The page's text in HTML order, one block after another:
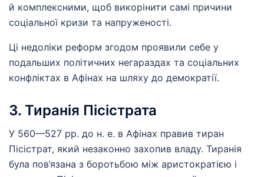
й комплексними, щоб викорінити самі причини
соціальної кризи та напруженості.
Ці недоліки реформ згодом проявили себе у
подальших політичних негараздах та соціальних
конфліктах в Афінах на шляху до демократії.
3. Тиранія Пісістрата
У 560—527 рр. до н. е. в Афінах правив тиран
Пісістрат, який незаконно захопив владу. Тиранія
була пов’язана з боротьбою між аристократією і